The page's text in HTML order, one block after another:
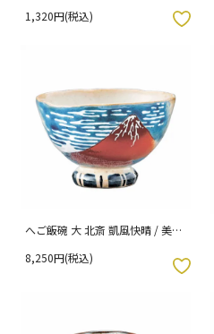
1,320円(税込) お気に入りボタン
へご飯碗 大 北斎 凱風快晴 / 美山
8,250円(税込)
お気に入りボタン